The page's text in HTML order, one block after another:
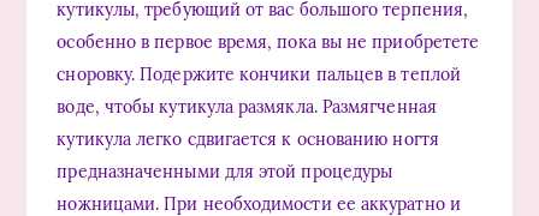
кутикулы, требующий от вас большого терпения,
особенно в первое время, пока вы не приобретете
сноровку. Подержите кончики пальцев в теплой
воде, чтобы кутикула размякла. Размягченная
кутикула легко сдвигается к основанию ногтя
предназначенными для этой процедуры
ножницами. При необходимости ее аккуратно и